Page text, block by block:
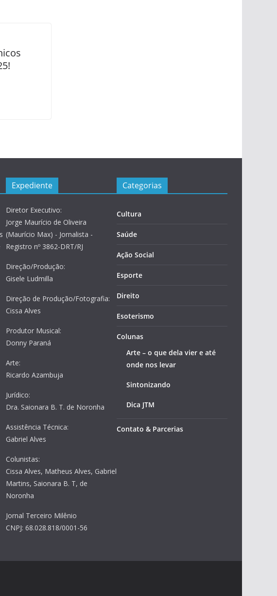
Expediente
Diretor Executivo:
Jorge Maurício de Oliveira
(Maurício Max) - Jornalista -
Registro nº 3862-DRT/RJ
Direção/Produção:
Gisele Ludmilla
Direção de Produção/Fotografia:
Cissa Alves
Produtor Musical:
Donny Paraná
Arte:
Ricardo Azambuja
Jurídico:
Dra. Saionara B. T. de Noronha
Assistência Técnica:
Gabriel Alves
Colunistas:
Cissa Alves, Matheus Alves, Gabriel
Martins, Saionara B. T, de
Noronha
Jornal Terceiro Milênio
CNPJ: 68.028.818/0001-56
Categorias
Cultura
Saúde
Ação Social
Esporte
Direito
Esoterismo
Colunas
Arte – o que dela vier e até
onde nos levar
Sintonizando
Dica JTM
Contato & Parcerias